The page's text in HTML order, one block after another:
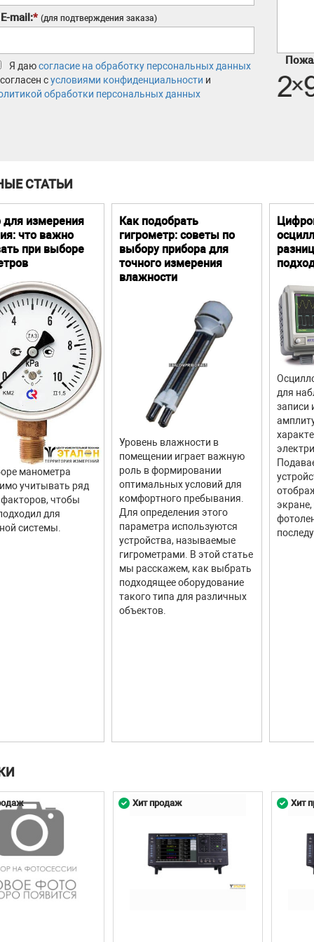
E-mail:* (для подтверждения заказа)
Я даюсогласие на обработку персональных данных
сусловиями конфиденциальности и
обработки персональных данных
СТАТЬИ
для измерения
что важно
при выборе
манометра
учитывать ряд
чтобы
для
системы.
Как подобрать
гигрометр: советы по
выбору прибора для
точного измерения
влажности
Уровень влажности в
помещении играет важную
роль в формировании
оптимальных условий для
комфортного пребывания.
Для определения этого
параметра используются
устройства, называемые
гигрометрами. В этой статье
мы расскажем, как выбрать
подходящее оборудование
такого типа для различных
объектов.
для
записи
Хит продаж Хит